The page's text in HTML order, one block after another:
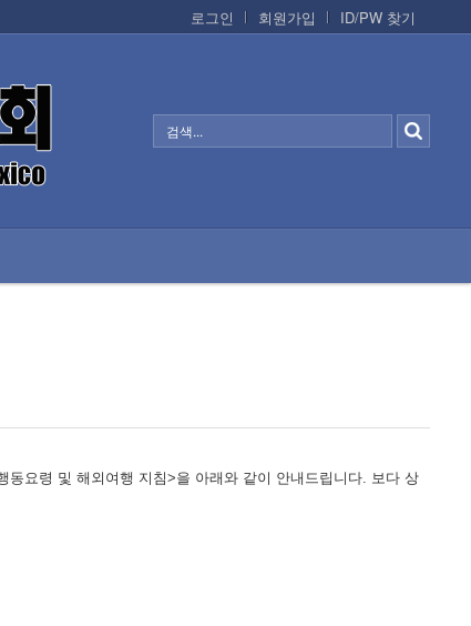
로그인
회원가입 ID/PW 찾기
요령 및 해외여행 지침>을 아래와 같이 안내드립니다. 보다 상